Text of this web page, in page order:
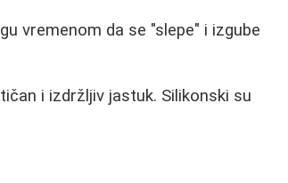
vremenom da se "slepe" i izgube
i izdržljiv jastuk. Silikonski su